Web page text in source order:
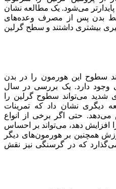
می‌شود. یک مطالعه نشان
​​بدن پس از مصرف وعده‌های
بیشتری داشتند و سطح گرلین
سطوح این هورمون را در بدن
وجود دارد. یک بررسی در سال
شدید می‌تواند سطوح گرلین را
دیگری نشان داد که تمرینات
می‌دهد. حتی اگر برخی از انواع
دهد، می‌تواند بر احساس
همچنین بر هورمون‌های دیگر
می‌گذارد که در گرسنگی نیز نقش